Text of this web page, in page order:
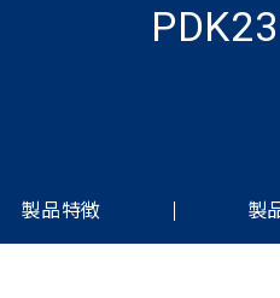
製品特徴 製